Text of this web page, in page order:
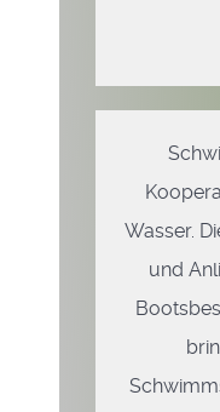
Wasser.
und